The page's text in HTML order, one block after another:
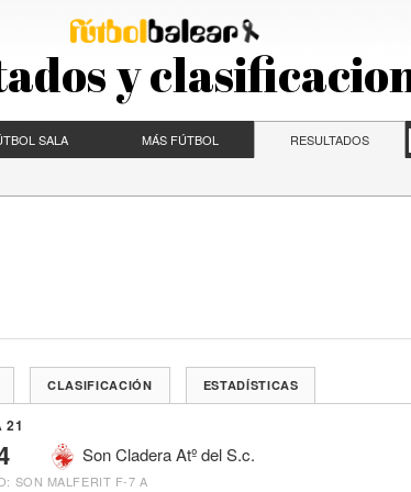
y
SALA MÁS FÚTBOL RESULTADOS
CLASIFICACIÓN ESTADÍSTICAS
21
Son Cladera Atº del S.c.
SON MALFERIT F-7 A